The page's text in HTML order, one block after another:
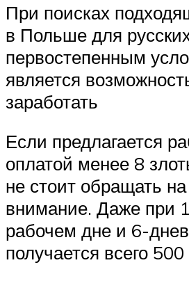
При поисках
в Польше для
первостепенным
является
заработать
Если предлагается
оплатой менее 8
не стоит обращать
внимание. Даже при
рабочем дне и 6-
получается всего 500